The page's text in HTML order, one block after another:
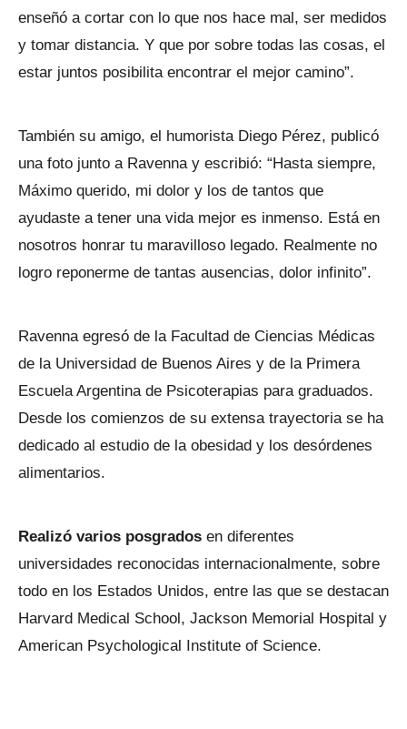
enseñó a cortar con lo que nos hace mal, ser medidos
y tomar distancia. Y que por sobre todas las cosas, el
estar juntos posibilita encontrar el mejor camino”.
También su amigo, el humorista Diego Pérez, publicó
una foto junto a Ravenna y escribió: “Hasta siempre,
Máximo querido, mi dolor y los de tantos que
ayudaste a tener una vida mejor es inmenso. Está en
nosotros honrar tu maravilloso legado. Realmente no
logro reponerme de tantas ausencias, dolor infinito”.
Ravenna egresó de la Facultad de Ciencias Médicas
de la Universidad de Buenos Aires y de la Primera
Escuela Argentina de Psicoterapias para graduados.
Desde los comienzos de su extensa trayectoria se ha
dedicado al estudio de la obesidad y los desórdenes
alimentarios.
Realizó varios posgrados en diferentes
universidades reconocidas internacionalmente, sobre
todo en los Estados Unidos, entre las que se destacan
Harvard Medical School, Jackson Memorial Hospital y
American Psychological Institute of Science.